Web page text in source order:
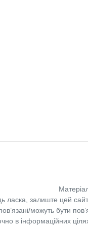
ласка, залиште цей сайт.
можуть бути
в інформаційних